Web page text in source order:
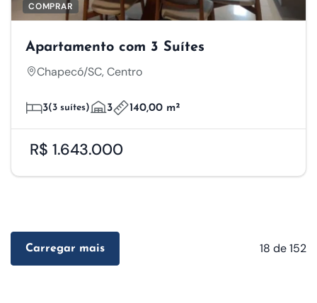
COMPRAR
Apartamento com 3 Suítes
Chapecó/SC, Centro
3(3 suítes) 3 140,00 m²
R$ 1.643.000
Carregar mais 18 de 152